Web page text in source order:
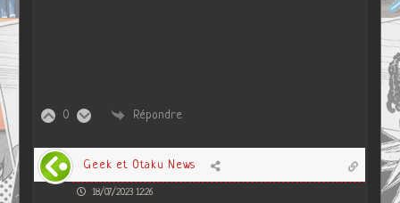
0 Répondre
Geek et Otaku News
18/07/2023 12:26